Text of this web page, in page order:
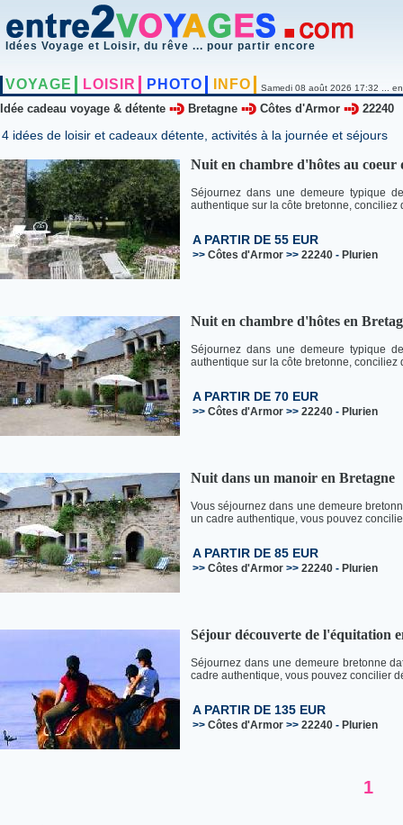
Idées Voyage et Loisir, du rêve ... pour partir encore
VOYAGE LOISIR PHOTO INFO Samedi 08 août 2026 17:32 ...
Idée cadeau voyage & détente Bretagne Côtes d'Armor 22240
4 idées de loisir et cadeaux détente, activités à la journée et séjours
Nuit en chambre d'hôtes au coeur
Séjournez dans une demeure typique
authentique sur la côte bretonne, conciliez
A PARTIR DE 55 EUR
>> Côtes d'Armor >> 22240 - Plurien
Nuit en chambre d'hôtes en
Séjournez dans une demeure typique
authentique sur la côte bretonne, conciliez
A PARTIR DE 70 EUR
>> Côtes d'Armor >> 22240 - Plurien
Nuit dans un manoir en Bretagne
Vous séjournez dans une demeure
un cadre authentique, vous pouvez
A PARTIR DE 85 EUR
>> Côtes d'Armor >> 22240 - Plurien
Séjour découverte de l'équitation
Séjournez dans une demeure bretonne
cadre authentique, vous pouvez concilier
A PARTIR DE 135 EUR
>> Côtes d'Armor >> 22240 - Plurien
1